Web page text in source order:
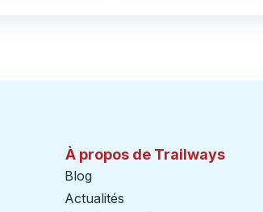
À propos de Trailways
Blog
Actualités